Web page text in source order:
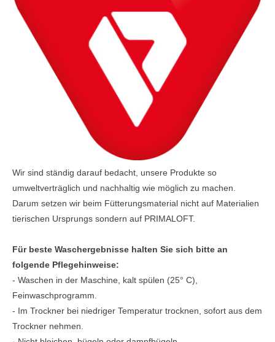
Wir sind ständig darauf bedacht, unsere Produkte so
umweltverträglich und nachhaltig wie möglich zu machen.
Darum setzen wir beim Fütterungsmaterial nicht auf Materialien
tierischen Ursprungs sondern auf PRIMALOFT.
Für beste Waschergebnisse halten Sie sich bitte an
folgende Pflegehinweise:
- Waschen in der Maschine, kalt spülen (25° C),
Feinwaschprogramm.
- Im Trockner bei niedriger Temperatur trocknen, sofort aus dem
Trockner nehmen.